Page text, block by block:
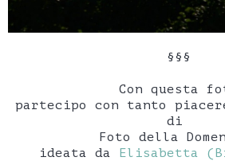
§§§
Con questa
partecipo con tanto
di
Foto della
ideata da Elisabetta